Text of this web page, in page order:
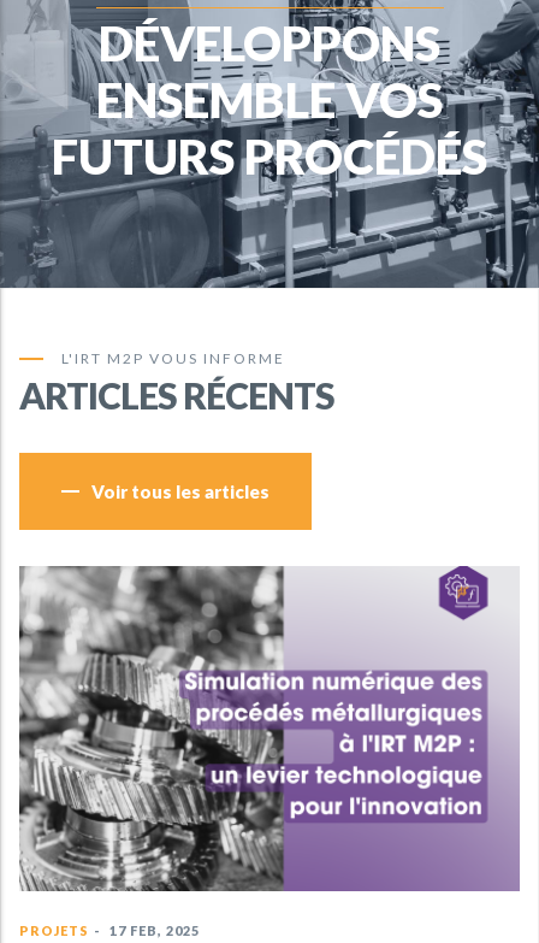
DÉVELOPPONS
ENSEMBLE VOS
FUTURS PROCÉDÉS
L'IRT M2P VOUS INFORME
ARTICLES RÉCENTS
Voir tous les articles
FEB, 2025
Apports
procédé
TiARe